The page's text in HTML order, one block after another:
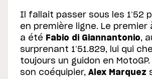
Il fallait passer sous les 1’52
en première ligne. Le premier
a été Fabio di Giannantonio,
surprenant 1’51.829, lui qui
toujours un guidon en
son coéquipier, Alex Marquez